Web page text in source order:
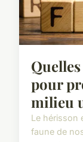
pour
milieu
Le hérisson
faune de